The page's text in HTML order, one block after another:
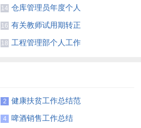
结
14 仓库管理员年度个人
工作总结
16 有关教师试用期转正
工作总结
18 工程管理部个人工作
2
健康扶贫工作总结范
文
4 啤酒销售工作总结